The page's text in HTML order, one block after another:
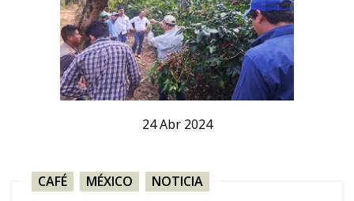
24Abr 2024
CAFÉ MÉXICO NOTICIA